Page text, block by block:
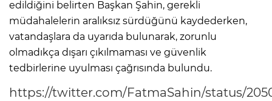
edildiğini belirten Başkan Şahin, gerekli
müdahalelerin aralıksız sürdüğünü kaydederken,
vatandaşlara da uyarıda bulunarak, zorunlu
olmadıkça dışarı çıkılmaması ve güvenlik
tedbirlerine uyulması çağrısında bulundu.
https://twitter.com/FatmaSahin/status/